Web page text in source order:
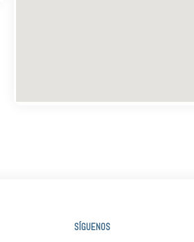
SÍGUENOS